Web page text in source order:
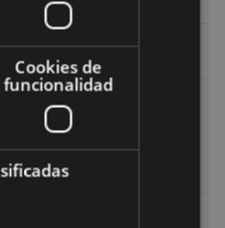
Cookies de
funcionalidad